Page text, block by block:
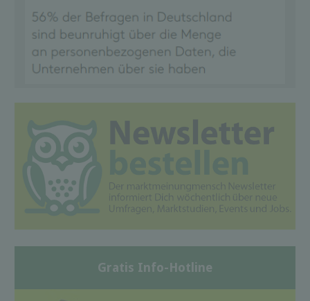
Gratis Info-Hotline